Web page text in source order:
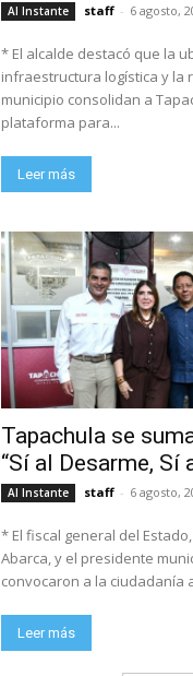
Al Instante staff - 6 agosto,
* El alcalde destacó que la
infraestructura logística y la
municipio consolidan a
plataforma para...
Leer más
Tapachula se
“Sí al Desarme, Sí
Al Instante staff - 6 agosto,
* El fiscal general del
Abarca, y el presidente
convocaron a la ciudadanía
Leer más